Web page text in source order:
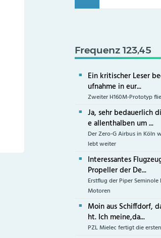
Frequenz 123,45
Ein kritischer Leser
ufnahme in eur...
Zweiter H160M-Prototyp
Ja, sehr bedauerlich
e allenthalben um ...
Der Zero-G Airbus in Köln
lebt weiter
Interessantes
Propeller der De...
Erstflug der Piper
Motoren
Moin aus Schiffdorf,
ht. Ich meine,da...
PZL Mielec fertigt die